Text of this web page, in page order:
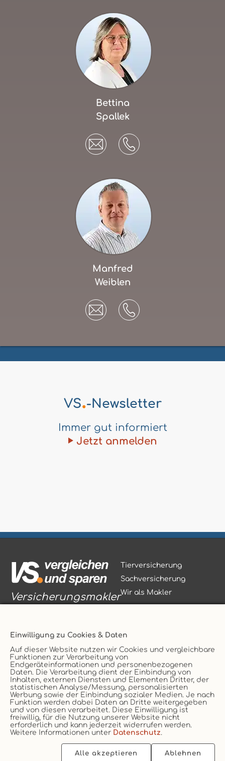
Einwilligung zu Cookies & Daten
Auf dieser Website nutzen wir Cookies und vergleichbare
Funktionen zur Verarbeitung von
Endgeräteinformationen und personenbezogenen
Daten. Die Verarbeitung dient der Einbindung von
Inhalten, externen Diensten und Elementen Dritter, der
statistischen Analyse/Messung, personalisierten
Werbung sowie der Einbindung sozialer Medien. Je nach
Funktion werden dabei Daten an Dritte weitergegeben
und von diesen verarbeitet. Diese Einwilligung ist
freiwillig, für die Nutzung unserer Website nicht
erforderlich und kann jederzeit widerrufen werden.
Weitere Informationen unter Datenschutz.
Alle akzeptieren Ablehnen
Bettina
Spallek
Manfred
Weiblen
VS.-Newsletter
Immer gut informiert
Jetzt anmelden
Versicherungsmakler
Vertrag widerrufen
Tierversicherung
Sachversicherung
Wir als Makler
Service
Kontakt
Unternehmen
Erstinformation
AGB
Datenschutz
Impressum
Cookie
2026 © vs. vergleichen-und-sparen.de